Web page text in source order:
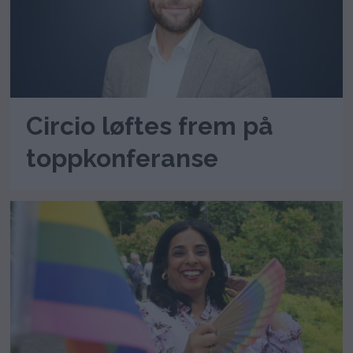
Circio løftes frem på
toppkonferanse